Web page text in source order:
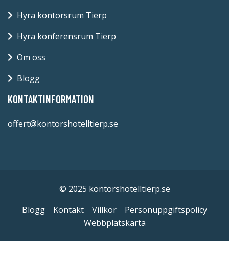
Hyra kontorsrum Tierp
Hyra konferensrum Tierp
Om oss
Blogg
KONTAKTINFORMATION
offert@kontorshotelltierp.se
© 2025 kontorshotelltierp.se
Blogg
Kontakt Villkor
Personuppgiftspolicy
Webbplatskarta